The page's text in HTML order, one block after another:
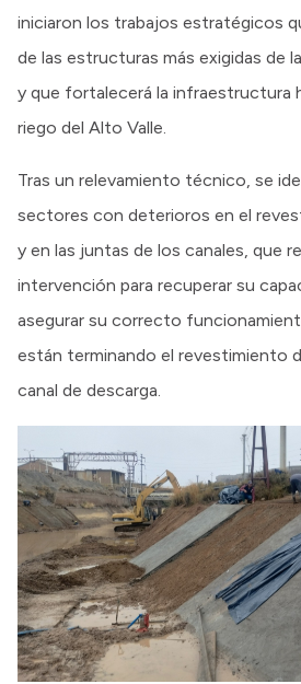
iniciaron los trabajos estratégicos
de las estructuras más exigidas de
y que fortalecerá la infraestructura
riego del Alto Valle.
Tras un relevamiento técnico, se
sectores con deterioros en el
y en las juntas de los canales, que
intervención para recuperar su
asegurar su correcto
están terminando el revestimiento
canal de descarga.